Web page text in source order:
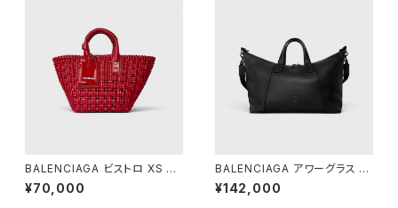
BALENCIAGA ビストロ XS バ
スケット レッド
¥70,000
BALENCIAGA アワーグラス ダ
ッフルバッグ ブラック
¥142,000